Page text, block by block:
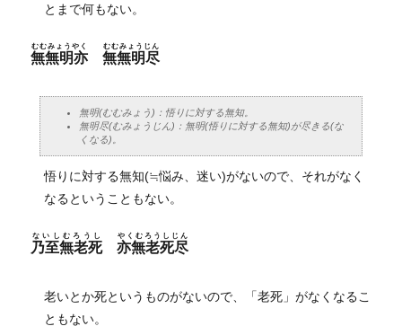
とまで何もない。
無無明亦
むむみょうやく
無無明尽
むむみょうじん
無明(むむみょう)：悟りに対する無知。
無明尽(むみょうじん)：無明(悟りに対する無知)が尽きる(な
くなる)。
悟りに対する無知(≒悩み、迷い)がないので、それがなく
なるということもない。
乃至無老死
ないしむろうし
亦無老死尽
やくむろうしじん
老いとか死というものがないので、「老死」がなくなるこ
ともない。